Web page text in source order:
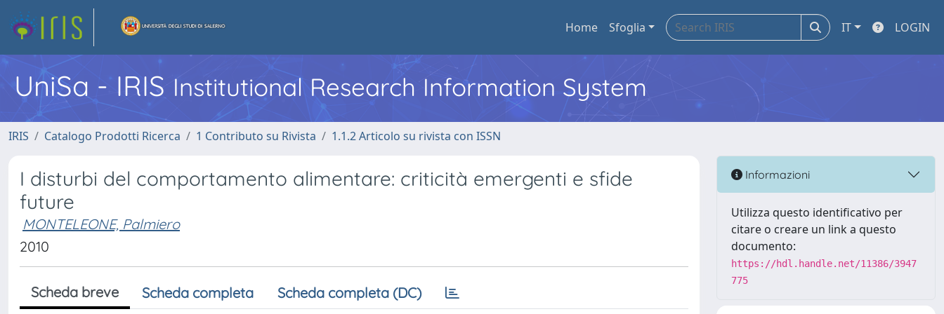
Home Sfoglia IT LOGIN
UniSa - IRIS Institutional Research Information System
IRIS Catalogo Prodotti Ricerca 1 Contributo su Rivista 1.1.2 Articolo su rivista con ISSN
I disturbi del comportamento alimentare: criticità emergenti e sfide
future
MONTELEONE, Palmiero
2010
Scheda breve Scheda completa Scheda completa (DC)
Informazioni
Utilizza questo identificativo per
citare o creare un link a questo
documento:
https://hdl.handle.net/11386/3947
775